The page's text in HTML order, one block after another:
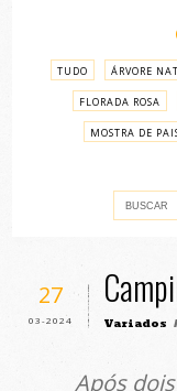
TUDO ÁRVORE
FLORADA ROSA
MOSTRA DE
27
03-2024 Variados /
Após